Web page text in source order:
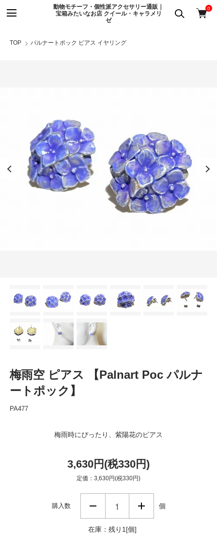
動物モチーフ・個性派アクセサリー通販｜
宝箱みたいなお店 クイール・キャラメリ
ゼ
0
TOP パルナートポック ピアス イヤリング
梅雨空 ピアス 【Palnart Poc パルナ
ートポック】
PA477
梅雨時にぴったり、紫陽花のピアス
3,630円(税330円)
定価：3,630円(税330円)
購入数 個
在庫：残り1[個]